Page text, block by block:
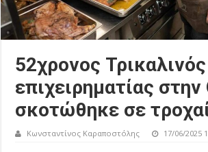
52χρονος Τρικαλινός
επιχειρηματίας
σκοτώθηκε σε
Κωνσταντίνος Καραποστόλης 17/06/2025